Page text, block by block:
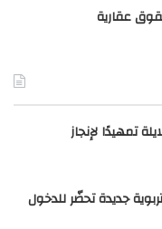
عقارية
تمهيدًا لإنجاز
تربوية جديدة تحضّر للدخول